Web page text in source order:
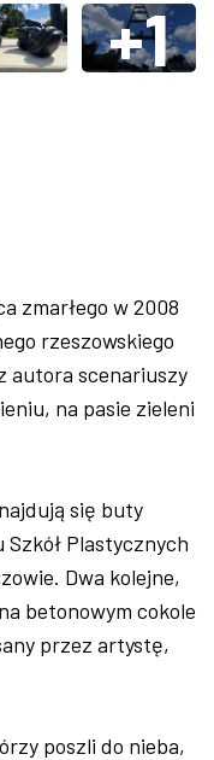
+1
zmarłego w 2008
rzeszowskiego
autora scenariuszy
na pasie zieleni
się buty
Plastycznych
Dwa kolejne,
betonowym cokole
przez artystę,
poszli do nieba,